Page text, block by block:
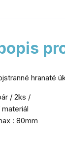
hranaté
/ 2ks /
: 80mm